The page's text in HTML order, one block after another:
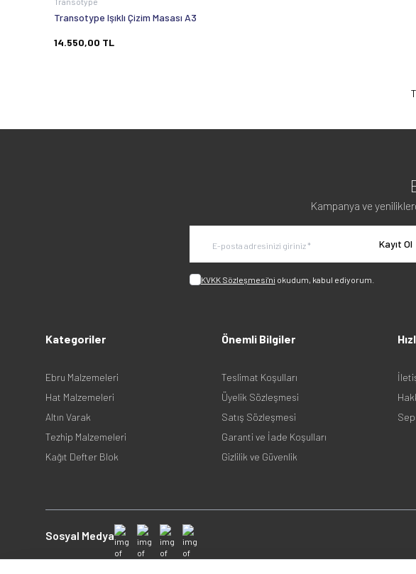
Transotype Işıklı Çizim Masası A3
14.550,00 TL
Kampanya ve
Kayıt Ol
KVKK Sözleşmesi'ni okudum, kabul ediyorum.
Kategoriler
Ebru Malzemeleri
Hat Malzemeleri
Altın Varak
Tezhip Malzemeleri
Kağıt Defter Blok
Önemli Bilgiler
Teslimat Koşulları
Üyelik Sözleşmesi
Satış Sözleşmesi
Garanti ve İade Koşulları
Gizlilik ve Güvenlik
Sosyal Medya